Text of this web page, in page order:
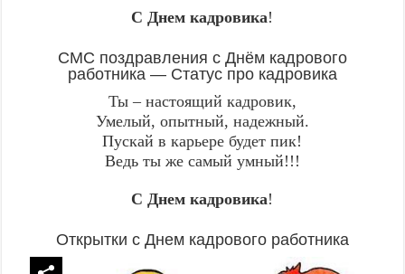
С Днем кадровика!
СМС поздравления с Днём кадрового
работника — Статус про кадровика
Ты – настоящий кадровик,
Умелый, опытный, надежный.
Пускай в карьере будет пик!
Ведь ты же самый умный!!!
С Днем кадровика!
Открытки с Днем кадрового работника